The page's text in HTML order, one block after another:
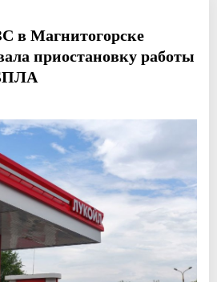
в Магнитогорске
приостановку работы